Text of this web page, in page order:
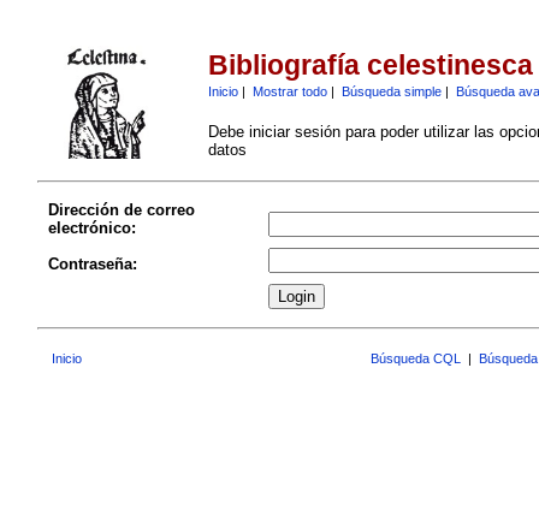
Bibliografía celestinesca
Inicio| Mostrar todo| Búsqueda simple| Búsqueda
Debe iniciar sesión para poder utilizar las
datos
Dirección de correo
electrónico:
Contraseña:
Inicio Búsqueda CQL |